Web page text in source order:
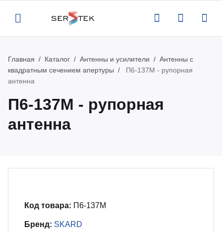
Назад
Назад
измерительное
и антистатическая
Назад
и аттестация поставляемого
Назад
Главная Каталог Антенны и усилители
Антенны с
квадратным сечением апертуры
П6-137М - рупорная
антенна
П6-137М - рупорная
антенна
Код товара: П6-137М
Бренд: SKARD